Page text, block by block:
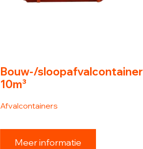
Bouw-/sloopafvalcontainer
10m³
Afvalcontainers
Meer informatie